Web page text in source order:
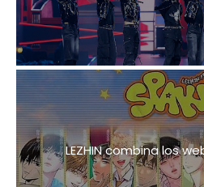
LEZHIN combina los